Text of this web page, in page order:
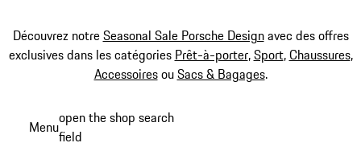
Découvrez notreSeasonal Sale Porsche Designavec des offres
exclusives dans les catégories Prêt-à-porter,Sport,Chaussures,
AccessoiresouSacs & Bagages.
Menuopen the shop search
field